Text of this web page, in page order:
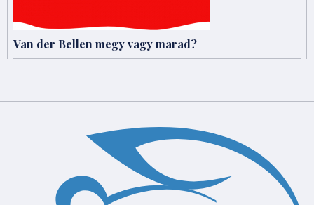
Van der Bellen megy vagy marad?